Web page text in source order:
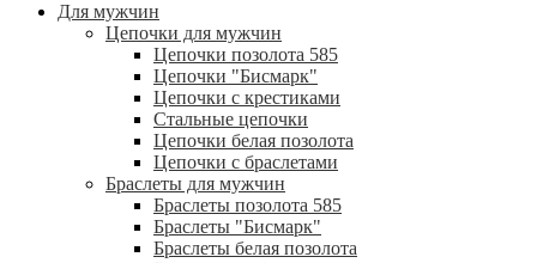
Для мужчин
Цепочки для мужчин
Цепочки позолота 585
Цепочки "Бисмарк"
Цепочки с крестиками
Стальные цепочки
Цепочки белая позолота
Цепочки с браслетами
Браслеты для мужчин
Браслеты позолота 585
Браслеты "Бисмарк"
Браслеты белая позолота